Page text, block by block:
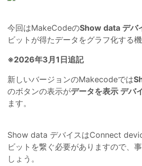
今回はMakeCodeのShow data デバ
ビットが得たデータをグラフ化する
※2026年3月1日追記
新しいバージョンのMakecodeでは
のボタンの表示がデータを表示 デバ
ます。
Show data デバイスはConnect
ビットを繋ぐ必要がありますので、
しょう。